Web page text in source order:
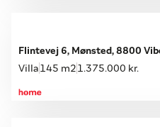
Flintevej 6, Mønsted, 8800
Villa 145 m2 1.375.000 kr.